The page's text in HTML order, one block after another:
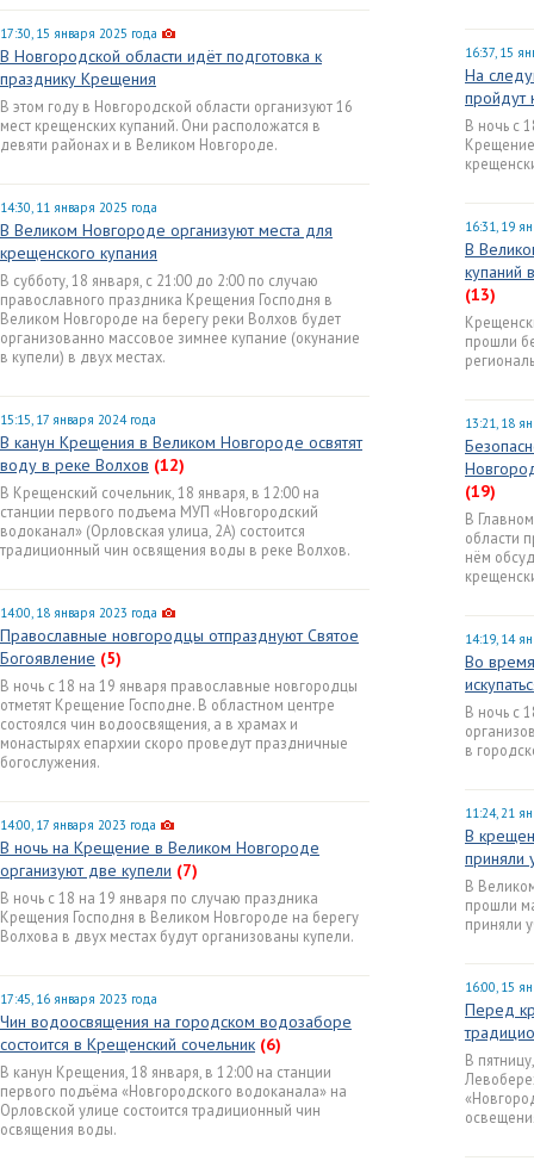
17:30, 15 января 2025 года
В Новгородской области идёт подготовка к
празднику Крещения
В этом году в Новгородской области организуют 16
мест крещенских купаний. Они расположатся в
девяти районах и в Великом Новгороде.
14:30, 11 января 2025 года
В Великом Новгороде организуют места для
крещенского купания
В субботу, 18 января, с 21:00 до 2:00 по случаю
православного праздника Крещения Господня в
Великом Новгороде на берегу реки Волхов будет
организованно массовое зимнее купание (окунание
в купели) в двух местах.
15:15, 17 января 2024 года
В канун Крещения в Великом Новгороде освятят
воду в реке Волхов (12)
В Крещенский сочельник, 18 января, в 12:00 на
станции первого подъема МУП «Новгородский
водоканал» (Орловская улица, 2А) состоится
традиционный чин освящения воды в реке Волхов.
14:00, 18 января 2023 года
Православные новгородцы отпразднуют Святое
Богоявление (5)
В ночь с 18 на 19 января православные новгородцы
отметят Крещение Господне. В областном центре
состоялся чин водоосвящения, а в храмах и
монастырях епархии скоро проведут праздничные
богослужения.
14:00, 17 января 2023 года
В ночь на Крещение в Великом Новгороде
организуют две купели (7)
В ночь с 18 на 19 января по случаю праздника
Крещения Господня в Великом Новгороде на берегу
Волхова в двух местах будут организованы купели.
17:45, 16 января 2023 года
Чин водоосвящения на городском водозаборе
состоится в Крещенский сочельник (6)
В канун Крещения, 18 января, в 12:00 на станции
первого подъёма «Новгородского водоканала» на
Орловской улице состоится традиционный чин
освящения воды.
16:37, 15
На
пройдут
В ночь с
16:31, 19
В
купаний
(13)
прошли
13:21, 18
(19)
В
области
нём
14:19, 14
Во
В ночь с
в
11:24, 21
В
приняли
В
прошли
приняли
16:00, 15
Перед
В